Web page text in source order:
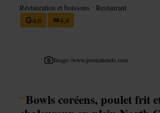
Restauration et boissons • Restaurant
4,6
4,4
Image /www.pointahotels.com
“Bowls coréens, poulet frit